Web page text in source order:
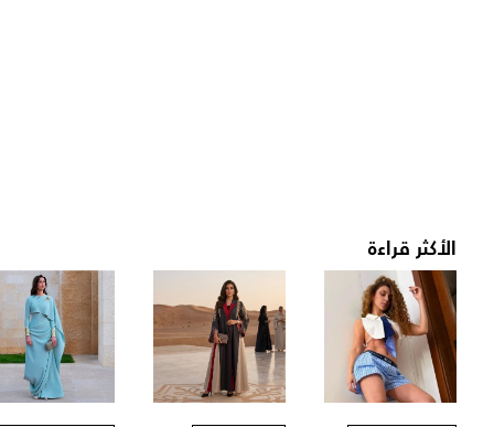
الأكثر قراءة